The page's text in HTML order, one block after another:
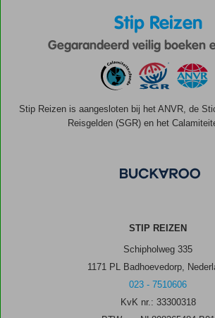
Stip Reizen
Gegarandeerd veilig boeken
Stip Reizen is aangesloten bij het ANVR, de
Reisgelden (SGR) en het
STIP REIZEN
Schipholweg 335
1171 PL Badhoevedorp,
023 - 7510606
KvK nr.: 33300318